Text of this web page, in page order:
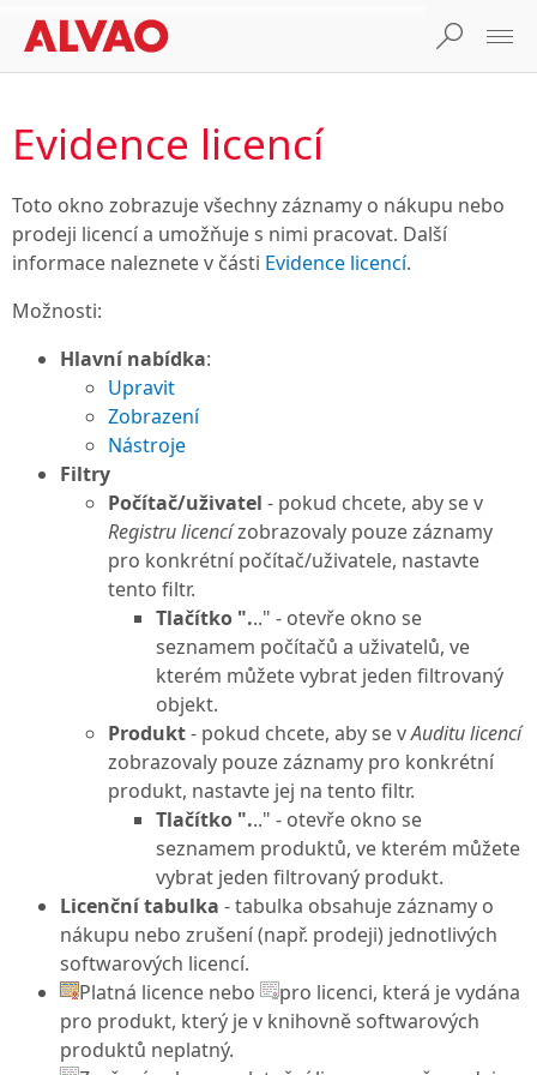
Evidence licencí
Toto okno zobrazuje všechny záznamy o nákupu nebo
prodeji licencí a umožňuje s nimi pracovat. Další
informace naleznete v části Evidence licencí.
Možnosti:
Hlavní nabídka:
Upravit
Zobrazení
Nástroje
Filtry
Počítač/uživatel - pokud chcete, aby se v
Registru licencízobrazovaly pouze záznamy
pro konkrétní počítač/uživatele, nastavte
tento filtr.
Tlačítko "..." - otevře okno se
seznamem počítačů a uživatelů, ve
kterém můžete vybrat jeden filtrovaný
objekt.
Produkt- pokud chcete, aby se vAuditu licencí
zobrazovaly pouze záznamy pro konkrétní
produkt, nastavte jej na tento filtr.
Tlačítko "..." - otevře okno se
seznamem produktů, ve kterém můžete
vybrat jeden filtrovaný produkt.
Licenční tabulka - tabulka obsahuje záznamy o
nákupu nebo zrušení (např. prodeji) jednotlivých
softwarových licencí.
Platná licence nebo
pro licenci, která je vydána
pro produkt, který je v knihovně softwarových
produktů neplatný.